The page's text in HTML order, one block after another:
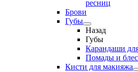
ресниц
Брови
Губы
Назад
Губы
Карандаши
Помады и
Кисти для макияжа